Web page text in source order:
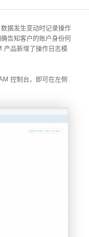
据发生变动时记录操作
告知客户的账户身份何
产品新增了操作日志模
控制台，即可在左侧